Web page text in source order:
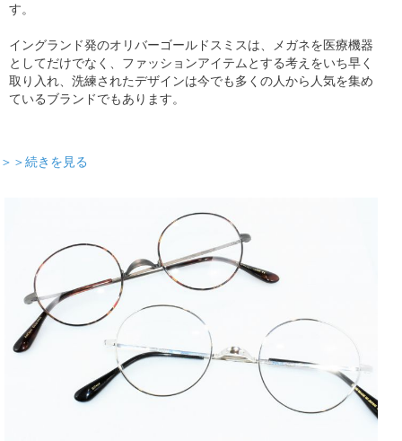
す。
イングランド発のオリバーゴールドスミスは、メガネを医療機器
としてだけでなく、ファッションアイテムとする考えをいち早く
取り入れ、洗練されたデザインは今でも多くの人から人気を集め
ているブランドでもあります。
＞＞続きを見る